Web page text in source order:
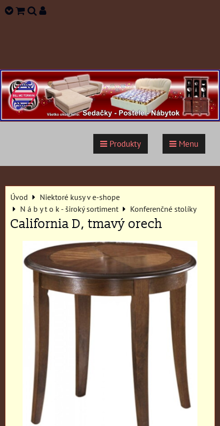
Produkty Menu
Úvod
Niektoré kusy v e-shope
N á b y t o k - široký sortiment
Konferenčné stolíky
California D, tmavý orech